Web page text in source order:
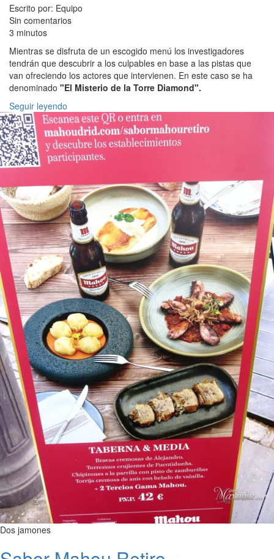
Escrito por: Equipo
Sin comentarios
3 minutos
Mientras se disfruta de un escogido menú los investigadores
tendrán que descubrir a los culpables en base a las pistas que
van ofreciendo los actores que intervienen. En este caso se ha
denominado "El Misterio de la Torre Diamond".
Seguir leyendo
Dos jamones